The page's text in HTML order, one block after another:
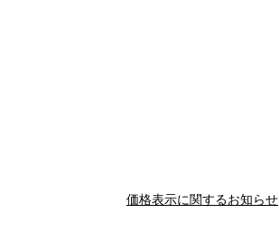
価格表示に関するお知らせ